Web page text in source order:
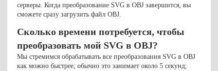
серверы. Когда преобразование SVG в OBJ завершится, вы
сможете сразу загрузить файл OBJ.
Сколько времени потребуется, чтобы
преобразовать мой SVG в OBJ?
Мы стремимся обрабатывать все преобразования SVG в OBJ
как можно быстрее; обычно это занимает около 5 секунд;